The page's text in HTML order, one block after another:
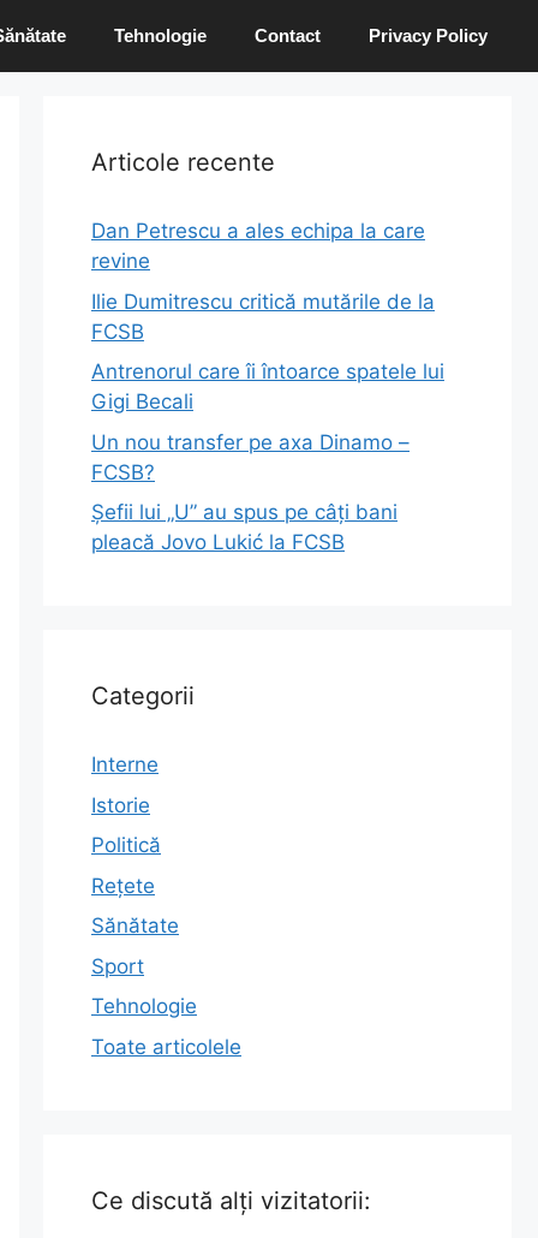
Tehnologie Contact Privacy Policy
Articole recente
Dan Petrescu a ales echipa la care
revine
Ilie Dumitrescu critică mutările de la
FCSB
Antrenorul care îi întoarce spatele lui
Gigi Becali
Un nou transfer pe axa Dinamo –
FCSB?
Șefii lui „U” au spus pe câți bani
pleacă Jovo Lukić la FCSB
Categorii
Interne
Istorie
Politică
Rețete
Sănătate
Sport
Tehnologie
Toate articolele
Ce discută alți vizitatorii: